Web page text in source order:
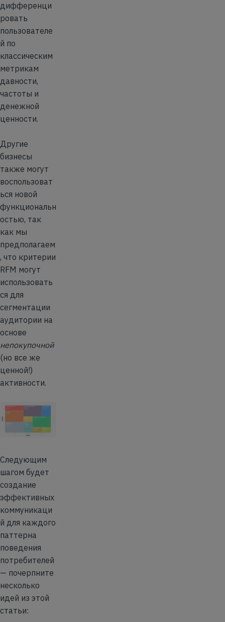
дифференци
ровать
пользователе
й по
классическим
метрикам
давности,
частоты и
денежной
ценности.
Другие
бизнесы
также могут
воспользоват
ься новой
функциональн
остью, так
как мы
предполагаем
, что критерии
RFM могут
использовать
ся для
сегментации
аудитории на
основе
непокупочной
(но все же
ценной!)
активности.
Следующим
шагом будет
создание
эффективных
коммуникаци
й для каждого
паттерна
поведения
потребителей
— почерпните
несколько
идей из этой
статьи: